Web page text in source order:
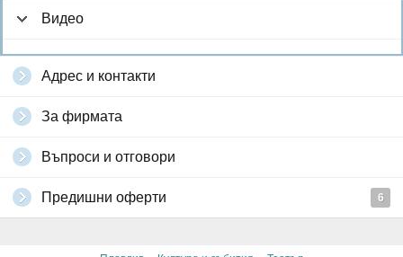
Видео
Адрес и контакти
За фирмата
Въпроси и отговори
Предишни оферти 6